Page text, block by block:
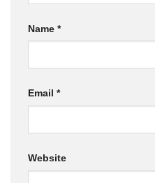
Name *
Email *
Website